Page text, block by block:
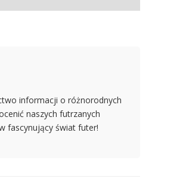
informacji o różnorodnych
naszych futrzanych
fascynujący świat futer!